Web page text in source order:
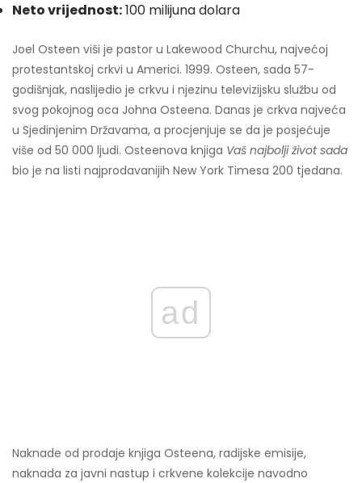
Neto vrijednost:100 milijuna dolara
Joel Osteen viši je pastor u Lakewood Churchu, najvećoj
protestantskoj crkvi u Americi. 1999. Osteen, sada 57-
godišnjak, naslijedio je crkvu i njezinu televizijsku službu od
svog pokojnog oca Johna Osteena. Danas je crkva najveća
u Sjedinjenim Državama, a procjenjuje se da je posjećuje
više od 50 000 ljudi. Osteenova knjiga Vaš najbolji život sada
bio je na listi najprodavanijih New York Timesa 200 tjedana.
ad
Naknade od prodaje knjiga Osteena, radijske emisije,
naknada za javni nastup i crkvene kolekcije navodno